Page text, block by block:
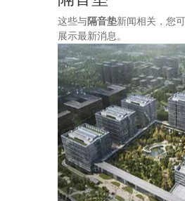
这些与隔音垫新闻相关，您
展示最新消息。